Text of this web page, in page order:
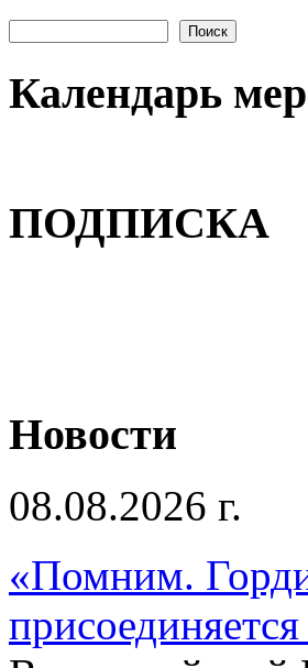
Календарь
ПОДПИСКА
Новости
08.08.2026 г.
«Помним.